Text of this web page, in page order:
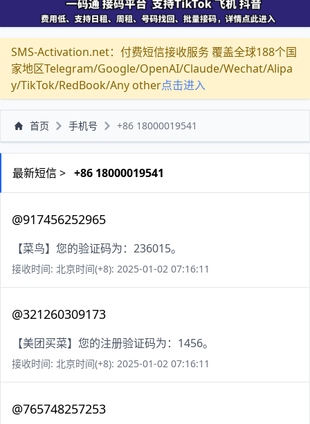
SMS-Activation.net：付费短信接收服务 覆盖全球188个国
家地区Telegram/Google/OpenAI/Claude/Wechat/Alipa
y/TikTok/RedBook/Any other点击进入
首页 手机号 +86 18000019541
最新短信 > +86 18000019541
@917456252965
【菜鸟】您的验证码为：236015。
接收时间: 北京时间(+8): 2025-01-02 07:16:11
@321260309173
【美团买菜】您的注册验证码为：1456。
接收时间: 北京时间(+8): 2025-01-02 07:16:11
@765748257253